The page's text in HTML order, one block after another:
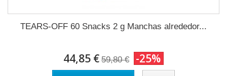
TEARS-OFF 60 Snacks 2 g Manchas alrededor...
44,85 € 59,80 € -25%